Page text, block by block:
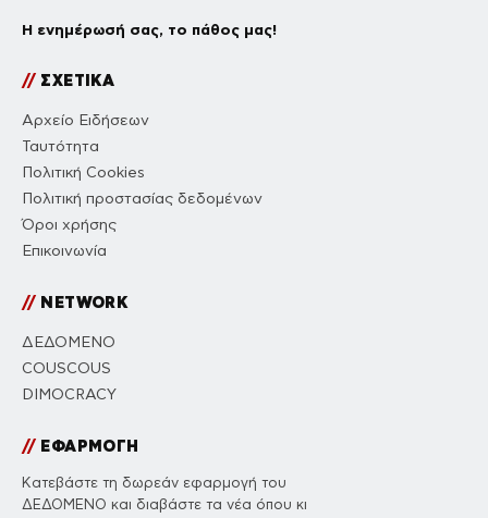
Η ενημέρωσή σας, το πάθος μας!
//ΣΧΕΤΙΚΑ
Αρχείο Ειδήσεων
Ταυτότητα
Πολιτική Cookies
Πολιτική προστασίας δεδομένων
Όροι χρήσης
Επικοινωνία
//NETWORK
ΔΕΔΟΜΕΝΟ
COUSCOUS
DIMOCRACY
//ΕΦΑΡΜΟΓΗ
Κατεβάστε τη δωρεάν εφαρμογή του
ΔΕΔΟΜΕΝΟ και διαβάστε τα νέα όπου κι